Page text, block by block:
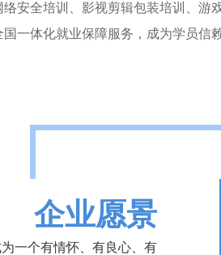
络安全培训、影视剪辑包装培训、游
国一体化就业保障服务，成为学员信
企业愿景
为一个有情怀、有良心、有